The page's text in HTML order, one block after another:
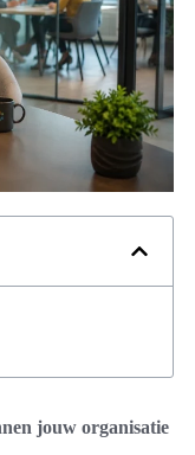
jouw organisatie